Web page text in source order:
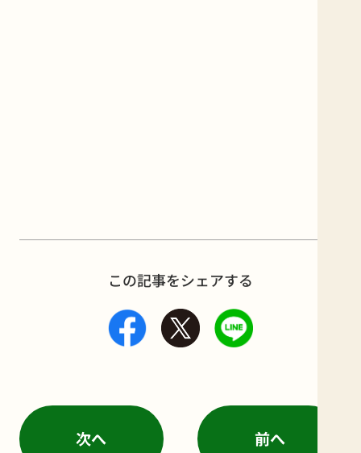
この記事をシェアする
facebook
の
X
の
ボ
LINE
の
ア
次へ 前へ